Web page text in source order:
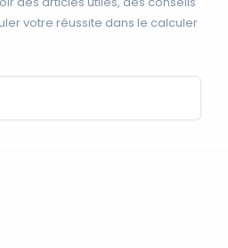
votre réussite dans le calculer